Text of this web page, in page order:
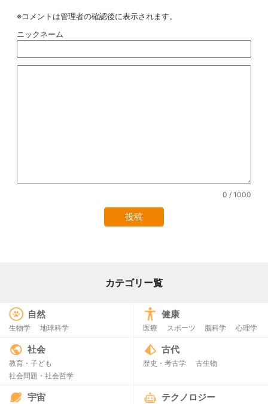
※コメントは管理者の確認後に表示されます。
ニックネーム
0 / 1000
カテゴリー覧
自然
生物学 地球科学
健康
医療 スポーツ 脳科学 心理学
社会
教育・子ども
社会問題・社会哲学
古代
歴史・考古学 古生物
宇宙 テクノロジー